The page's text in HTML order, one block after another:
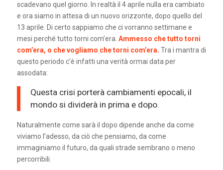
scadevano quel giorno. In realtà il 4 aprile nulla era cambiato
e ora siamo in attesa di un nuovo orizzonte, dopo quello del
13 aprile. Di certo sappiamo che ci vorranno settimane e
mesi perché tutto torni com’era. Ammesso che tutto torni
com’era, o che vogliamo che torni com’era. Tra i mantra di
questo periodo c’è infatti una verità ormai data per
assodata:
Questa crisi porterà cambiamenti epocali, il
mondo si dividerà in prima e dopo.
Naturalmente come sarà il dopo dipende anche da come
viviamo l’adesso, da ciò che pensiamo, da come
immaginiamo il futuro, da quali strade sembrano o meno
percorribili.